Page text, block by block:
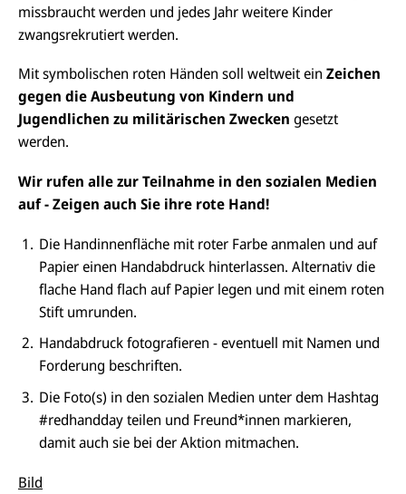
missbraucht werden und jedes Jahr weitere Kinder
zwangsrekrutiert werden.
Mit symbolischen roten Händen soll weltweit ein Zeichen
gegen die Ausbeutung von Kindern und
Jugendlichen zu militärischen Zwecken gesetzt
werden.
Wir rufen alle zur Teilnahme in den sozialen Medien
auf - Zeigen auch Sie ihre rote Hand!
Die Handinnenfläche mit roter Farbe anmalen und auf
Papier einen Handabdruck hinterlassen. Alternativ die
flache Hand flach auf Papier legen und mit einem roten
Stift umrunden.
Handabdruck fotografieren - eventuell mit Namen und
Forderung beschriften.
Die Foto(s) in den sozialen Medien unter dem Hashtag
#redhandday teilen und Freund*innen markieren,
damit auch sie bei der Aktion mitmachen.
Bild